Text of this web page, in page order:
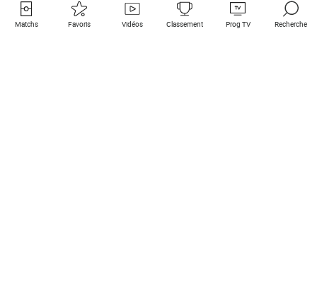
Matchs Favoris Vidéos Classement Prog TV Recherche